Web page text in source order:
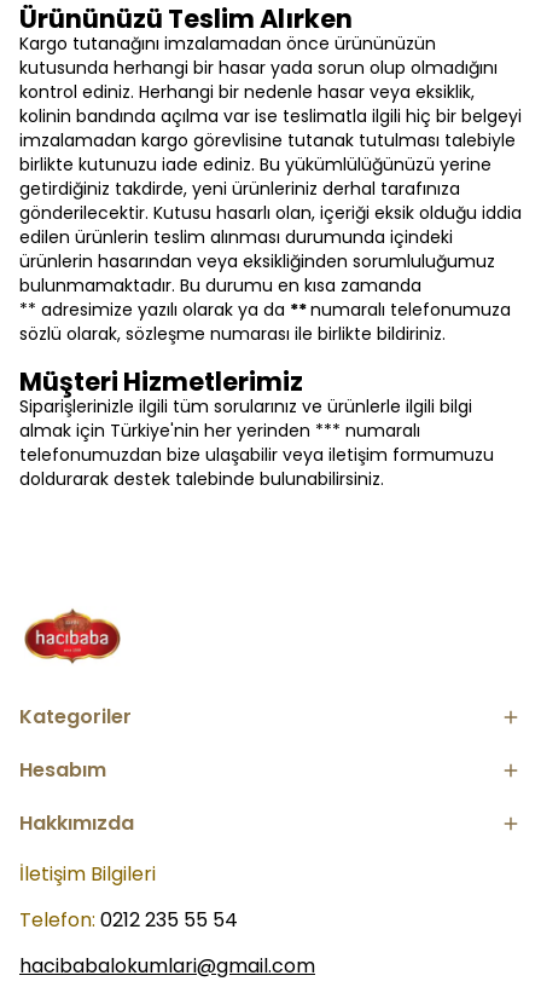
Ürününüzü Teslim Alırken
Kargo tutanağını imzalamadan önce ürününüzün
kutusunda herhangi bir hasar yada sorun olup olmadığını
kontrol ediniz. Herhangi bir nedenle hasar veya eksiklik,
kolinin bandında açılma var ise teslimatla ilgili hiç bir belgeyi
imzalamadan kargo görevlisine tutanak tutulması talebiyle
birlikte kutunuzu iade ediniz. Bu yükümlülüğünüzü yerine
getirdiğiniz takdirde, yeni ürünleriniz derhal tarafınıza
gönderilecektir. Kutusu hasarlı olan, içeriği eksik olduğu iddia
edilen ürünlerin teslim alınması durumunda içindeki
ürünlerin hasarından veya eksikliğinden sorumluluğumuz
bulunmamaktadır. Bu durumu en kısa zamanda
** adresimize yazılı olarak ya da **numaralı telefonumuza
sözlü olarak, sözleşme numarası ile birlikte bildiriniz.
Müşteri Hizmetlerimiz
Siparişlerinizle ilgili tüm sorularınız ve ürünlerle ilgili bilgi
almak için Türkiye'nin her yerinden *** numaralı
telefonumuzdan bize ulaşabilir veya iletişim formumuzu
doldurarak destek talebinde bulunabilirsiniz.
Kategoriler
Hesabım
Hakkımızda
İletişim Bilgileri
Telefon: 0212 235 55 54
hacibabalokumlari@gmail.com